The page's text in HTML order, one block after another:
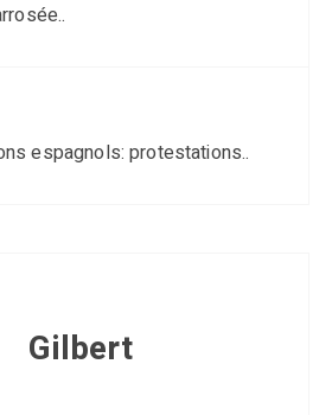
espagnols: protestations..
Gilbert